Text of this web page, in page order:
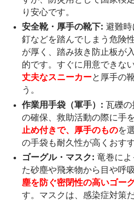
り安心です。
安全靴・厚手の靴下: 避難
釘などを踏んでしまう危険
が厚く、踏み抜き防止板が
的です。すぐに用意できな
丈夫なスニーカーと厚手の
う。
作業用手袋（軍手）: 瓦礫
の確保、救助活動の際に手
止め付きで、厚手のものを
の手袋も耐久性が高くおすす
ゴーグル・マスク: 竜巻に
た砂塵や飛来物から目や呼
塵を防ぐ密閉性の高いゴー
す。マスクは、感染症対策